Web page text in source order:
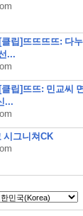
립]뜨뜨뜨뜨: 다누
...
립]뜨뜨: 민교씨
...
시그니쳐CK